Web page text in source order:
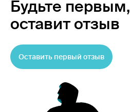
Будьте первым,
оставит отзыв
Оставить первый отзыв